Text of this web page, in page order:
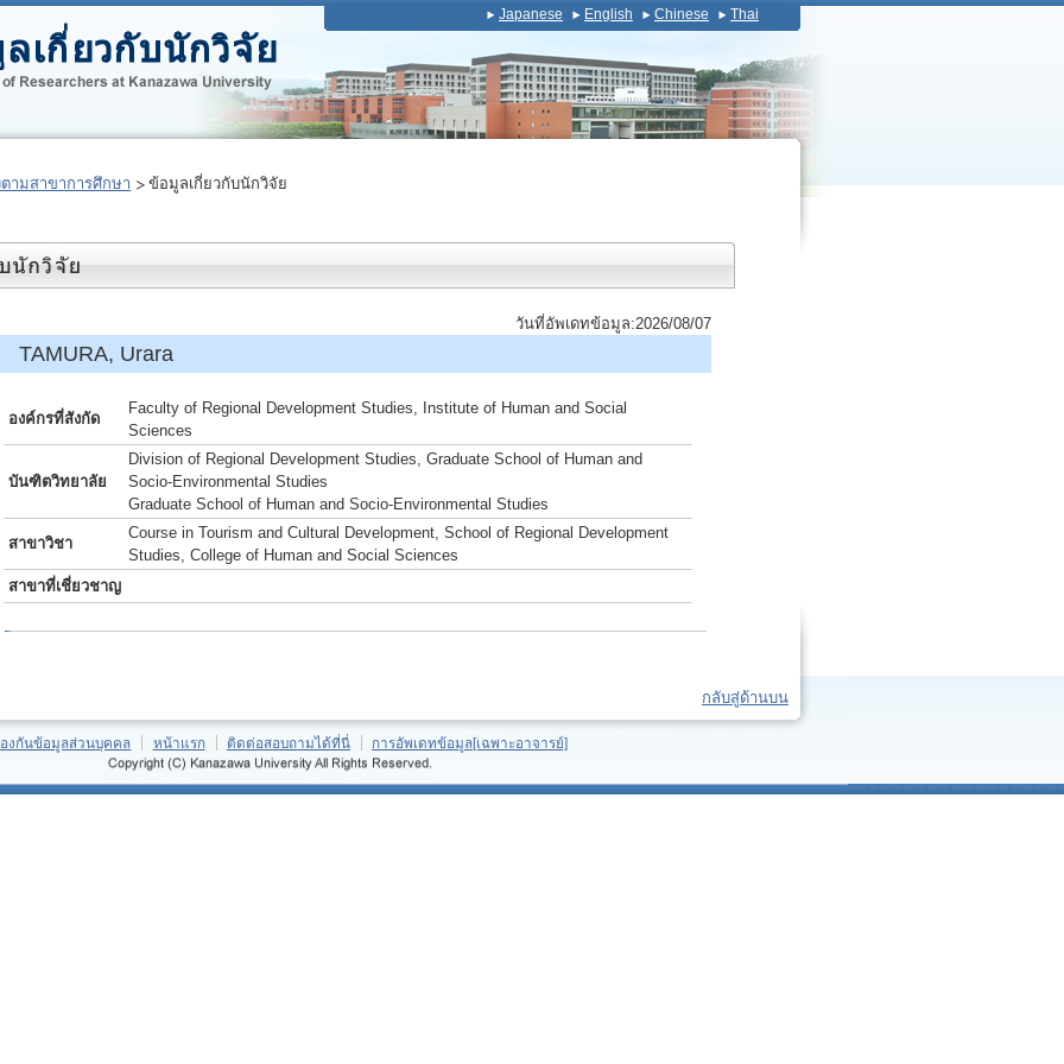
Japanese English Chinese Thai
ามสาขาการศึกษา ข้อมูลเกี่ยวกับนักวิจัย
วันที่อัพเดทข้อมูล:2026/08/07
Urara
องค์กรที่สังกัด
Faculty of Regional Development Studies, Institute of Human and Social
Sciences
บันฑิตวิทยาลัย
Division of Regional Development Studies, Graduate School of Human and
Socio-Environmental Studies
Graduate School of Human and Socio-Environmental Studies
สาขาวิชา
Course in Tourism and Cultural Development, School of Regional Development
Studies, College of Human and Social Sciences
สาขาที่เชี่ยวชาญ
กลับสู่ด้านบน
งกันข้อมูลส่วนบุคคล หน้าแรก ติดต่อสอบถามได้ที่นี่ การอัพเดทข้อมูล[เฉพาะอาจารย์]